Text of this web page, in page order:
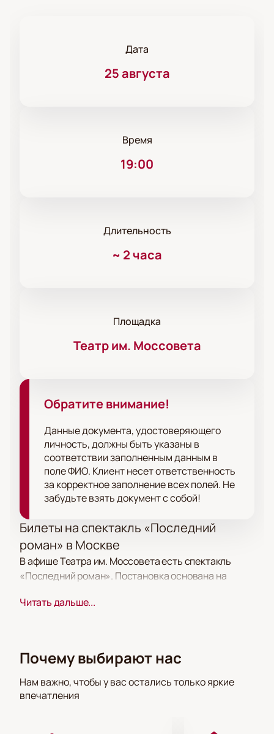
Дата
25 августа
Время
19:00
Длительность
~ 2 часа
Площадка
Театр им. Моссовета
Обратите внимание!
Данные документа, удостоверяющего
личность, должны быть указаны в
соответствии заполненным данным в
поле ФИО. Клиент несет ответственность
за корректное заполнение всех полей. Не
забудьте взять документ с собой!
Билеты на спектакль «Последний
роман» в Москве
В афише Театра им. Моссовета есть спектакль
«Последний роман». Постановка основана на
Купить билеты на спектакль «Последний роман»
Сюжет
Главный герой — молодой литератор, который
переживает творческий кризис и работает
Читать дальше...
Почему выбирают нас
Нам важно, чтобы у вас остались только яркие
впечатления